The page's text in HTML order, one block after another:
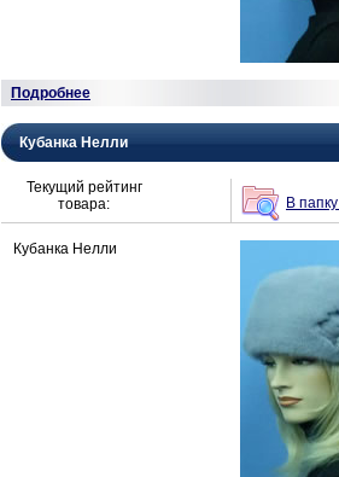
Подробнее
Кубанка Нелли
Текущий рейтинг
товара:
В
Кубанка Нелли